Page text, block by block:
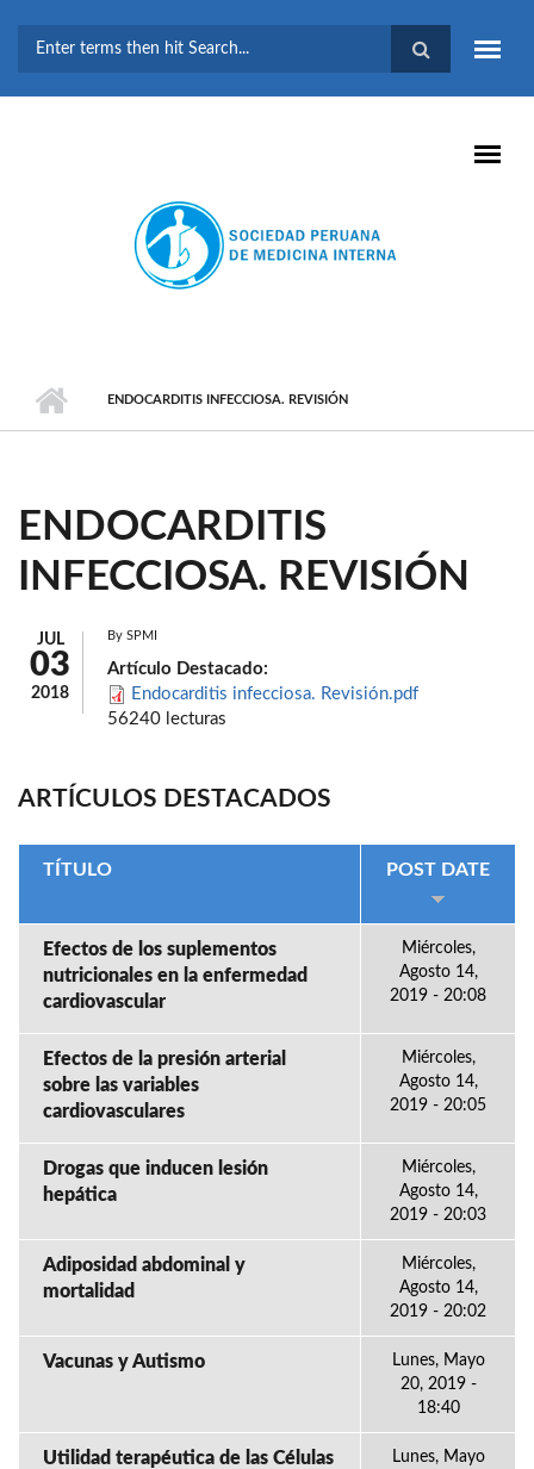
BÚSQUEDA
ENDOCARDITIS INFECCIOSA. REVISIÓN
ENDOCARDITIS
INFECCIOSA. REVISIÓN
JUL
03
2018
By SPMI
Artículo Destacado:
Endocarditis infecciosa. Revisión.pdf
56240 lecturas
ARTÍCULOS DESTACADOS
TÍTULO POST DATE
Efectos de los suplementos
nutricionales en la enfermedad
cardiovascular
Miércoles,
Agosto 14,
2019 - 20:08
Efectos de la presión arterial
sobre las variables
cardiovasculares
Miércoles,
Agosto 14,
2019 - 20:05
Drogas que inducen lesión
hepática
Miércoles,
Agosto 14,
2019 - 20:03
Adiposidad abdominal y
mortalidad
Miércoles,
Agosto 14,
2019 - 20:02
Vacunas y Autismo
Lunes, Mayo
20, 2019 -
18:40
Utilidad terapéutica de las Células
Lunes, Mayo